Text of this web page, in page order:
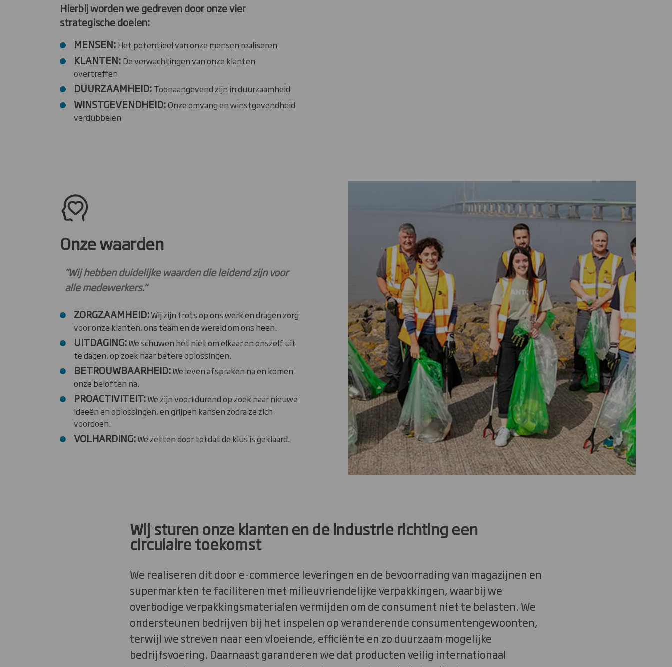
Hierbij worden we gedreven door onze vier
strategische doelen:
MENSEN: Het potentieel van onze mensen realiseren
KLANTEN: De verwachtingen van onze klanten
overtreffen
DUURZAAMHEID: Toonaangevend zijn in duurzaamheid
WINSTGEVENDHEID:Onze omvang en winstgevendheid
verdubbelen
Onze waarden
"Wij hebben duidelijke waarden die leidend zijn voor
alle medewerkers."
ZORGZAAMHEID:Wij zijn trots op ons werk en dragen zorg
voor onze klanten, ons team en de wereld om ons heen.
UITDAGING:We schuwen het niet om elkaar en onszelf uit
te dagen, op zoek naar betere oplossingen.
BETROUWBAARHEID:We leven afspraken na en komen
onze beloften na.
PROACTIVITEIT:We zijn voortdurend op zoek naar nieuwe
ideeën en oplossingen, en grijpen kansen zodra ze zich
voordoen.
VOLHARDING:We zetten door totdat de klus is geklaard.
Wij sturen onze klanten en de industrie richting een
circulaire toekomst
We realiseren dit door e-commerce leveringen en de bevoorrading van magazijnen en
supermarkten te faciliteren met milieuvriendelijke verpakkingen, waarbij we
overbodige verpakkingsmaterialen vermijden om de consument niet te belasten. We
ondersteunen bedrijven bij het inspelen op veranderende consumentengewoonten,
terwijl we streven naar een vloeiende, efficiënte en zo duurzaam mogelijke
bedrijfsvoering. Daarnaast garanderen we dat producten veilig internationaal